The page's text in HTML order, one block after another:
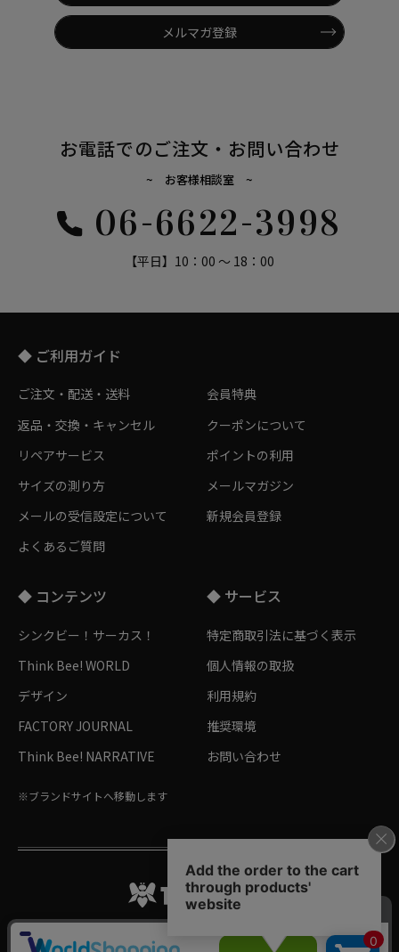
メルマガ登録
お電話でのご注文・お問い合わせ
~ お客様相談室 ~
06-6622-3998
【平日】10：00 ～ 18：00
◆ ご利用ガイド
ご注文・配送・送料
返品・交換・キャンセル
リペアサービス
サイズの測り方
メールの受信設定について
よくあるご質問
会員特典
クーポンについて
ポイントの利用
メールマガジン
新規会員登録
◆ コンテンツ
シンクビー！サーカス！
Think Bee! WORLD
デザイン
FACTORY JOURNAL
Think Bee! NARRATIVE
※ブランドサイトへ移動します
◆ サービス
特定商取引法に基づく表示
個人情報の取扱
利用規約
推奨環境
お問い合わせ